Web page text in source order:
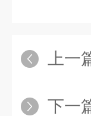
上一
下一